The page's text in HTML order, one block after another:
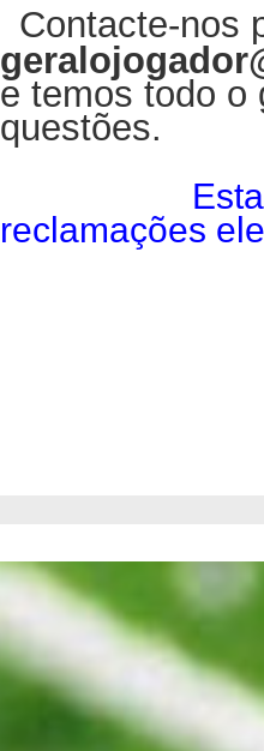
Contacte-nos
e temos todo o
questões.
Esta
reclamações